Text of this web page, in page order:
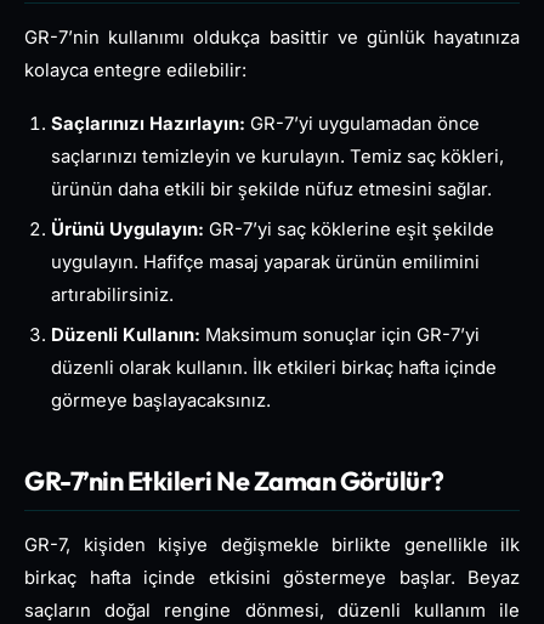
GR-7’nin kullanımı oldukça basittir ve günlük hayatınıza
kolayca entegre edilebilir:
Saçlarınızı Hazırlayın: GR-7’yi uygulamadan önce
saçlarınızı temizleyin ve kurulayın. Temiz saç kökleri,
ürünün daha etkili bir şekilde nüfuz etmesini sağlar.
Ürünü Uygulayın: GR-7’yi saç köklerine eşit şekilde
uygulayın. Hafifçe masaj yaparak ürünün emilimini
artırabilirsiniz.
Düzenli Kullanın: Maksimum sonuçlar için GR-7’yi
düzenli olarak kullanın. İlk etkileri birkaç hafta içinde
görmeye başlayacaksınız.
GR-7’nin Etkileri Ne Zaman Görülür?
GR-7, kişiden kişiye değişmekle birlikte genellikle ilk
birkaç hafta içinde etkisini göstermeye başlar. Beyaz
saçların doğal rengine dönmesi, düzenli kullanım ile